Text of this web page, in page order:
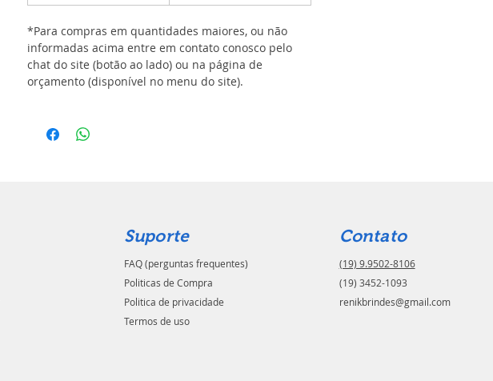
*Para compras em quantidades maiores, ou não
informadas acima entre em contato conosco pelo
chat do site (botão ao lado) ou na página de
orçamento (disponível no menu do site).
Suporte
FAQ (perguntas frequentes)
Politicas de Compra
Politica de privacidade
Termos de uso
Contato
(19) 9.9502-8106
(19) 3452-1093
renikbrindes@gmail.com